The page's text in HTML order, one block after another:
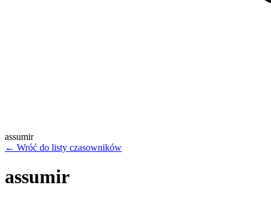
assumir
← Wróć do listy czasowników
assumir